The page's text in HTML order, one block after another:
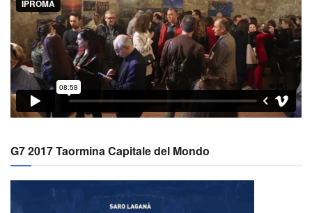
G7 2017 Taormina Capitale del Mondo